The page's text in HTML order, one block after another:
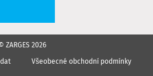
ZARGES 2026
Všeobecné obchodní podmínky